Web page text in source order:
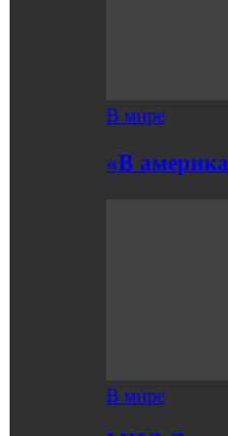
В мире
«В
В мире